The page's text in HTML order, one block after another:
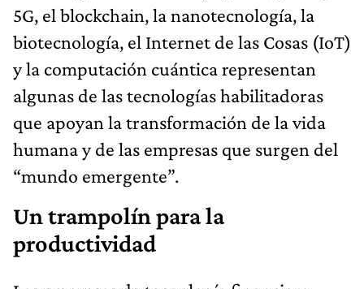
5G, el blockchain, la nanotecnología, la
biotecnología, el Internet de las Cosas (IoT)
y la computación cuántica representan
algunas de las tecnologías habilitadoras
que apoyan la transformación de la vida
humana y de las empresas que surgen del
“mundo emergente”.
Un trampolín para la
productividad